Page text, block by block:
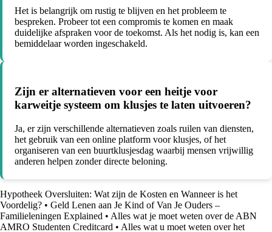
Het is belangrijk om rustig te blijven en het probleem te
bespreken. Probeer tot een compromis te komen en maak
duidelijke afspraken voor de toekomst. Als het nodig is, kan een
bemiddelaar worden ingeschakeld.
Zijn er alternatieven voor een heitje voor
karweitje systeem om klusjes te laten uitvoeren?
Ja, er zijn verschillende alternatieven zoals ruilen van diensten,
het gebruik van een online platform voor klusjes, of het
organiseren van een buurtklusjesdag waarbij mensen vrijwillig
anderen helpen zonder directe beloning.
Hypotheek Oversluiten: Wat zijn de Kosten en Wanneer is het
Voordelig? • Geld Lenen aan Je Kind of Van Je Ouders –
Familieleningen Explained • Alles wat je moet weten over de ABN
AMRO Studenten Creditcard • Alles wat u moet weten over het